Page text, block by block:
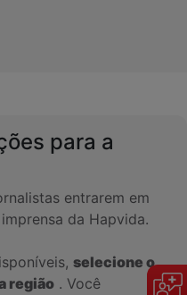
para a
entrarem em
da Hapvida.
selecione o
região . Você